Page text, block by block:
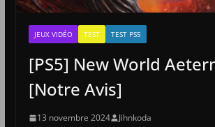
JEUX VIDÉO TEST TEST PS5
[PS5] New World
[Notre Avis]
13 novembre 2024 Jihnkoda